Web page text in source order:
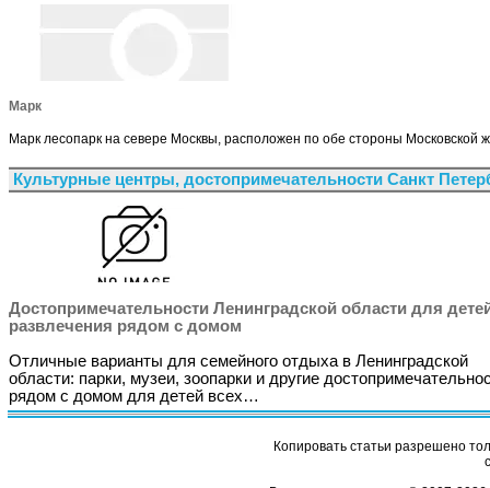
Марк
Марк лесопарк на севере Москвы, расположен по обе стороны
Культурные центры, достопримечательности Санкт
Достопримечательности Ленинградской области для
развлечения рядом с домом
Отличные варианты для семейного отдыха в Ленинградской
области: парки, музеи, зоопарки и другие
рядом с домом для детей всех…
Копировать статьи разрешено